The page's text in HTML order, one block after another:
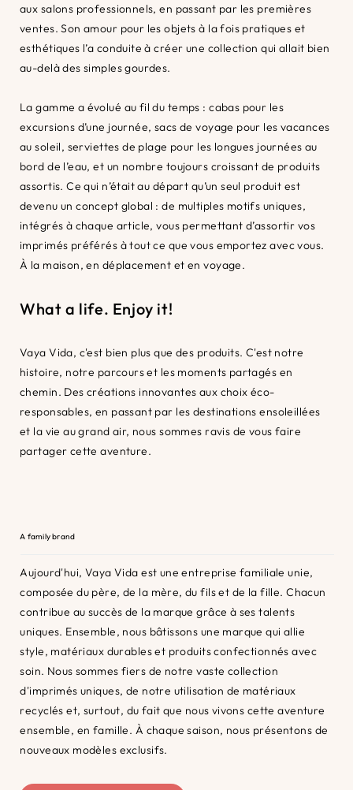
aux salons professionnels, en passant par les premières
ventes. Son amour pour les objets à la fois pratiques et
esthétiques l’a conduite à créer une collection qui allait bien
au-delà des simples gourdes.
La gamme a évolué au fil du temps : cabas pour les
excursions d’une journée, sacs de voyage pour les vacances
au soleil, serviettes de plage pour les longues journées au
bord de l’eau, et un nombre toujours croissant de produits
assortis. Ce qui n’était au départ qu’un seul produit est
devenu un concept global : de multiples motifs uniques,
intégrés à chaque article, vous permettant d’assortir vos
imprimés préférés à tout ce que vous emportez avec vous.
À la maison, en déplacement et en voyage.
What a life. Enjoy it!
Vaya Vida, c'est bien plus que des produits. C'est notre
histoire, notre parcours et les moments partagés en
chemin. Des créations innovantes aux choix éco-
responsables, en passant par les destinations ensoleillées
et la vie au grand air, nous sommes ravis de vous faire
partager cette aventure.
A family brand
Aujourd'hui, Vaya Vida est une entreprise familiale unie,
composée du père, de la mère, du fils et de la fille. Chacun
contribue au succès de la marque grâce à ses talents
uniques. Ensemble, nous bâtissons une marque qui allie
style, matériaux durables et produits confectionnés avec
soin. Nous sommes fiers de notre vaste collection
d'imprimés uniques, de notre utilisation de matériaux
recyclés et, surtout, du fait que nous vivons cette aventure
ensemble, en famille. À chaque saison, nous présentons de
nouveaux modèles exclusifs.